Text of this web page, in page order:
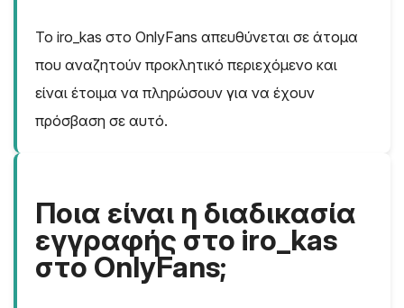
Το iro_kas στο OnlyFans απευθύνεται σε άτομα
που αναζητούν προκλητικό περιεχόμενο και
είναι έτοιμα να πληρώσουν για να έχουν
πρόσβαση σε αυτό.
Ποια είναι η διαδικασία
εγγραφής στο iro_kas
στο OnlyFans;